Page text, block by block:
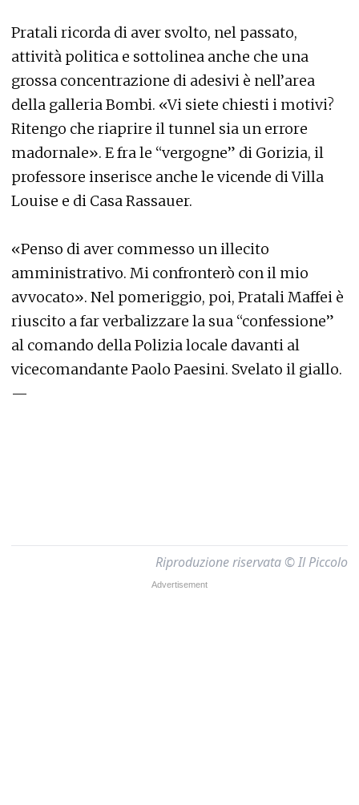
Pratali ricorda di aver svolto, nel passato,
attività politica e sottolinea anche che una
grossa concentrazione di adesivi è nell’area
della galleria Bombi. «Vi siete chiesti i motivi?
Ritengo che riaprire il tunnel sia un errore
madornale». E fra le “vergogne” di Gorizia, il
professore inserisce anche le vicende di Villa
Louise e di Casa Rassauer.
«Penso di aver commesso un illecito
amministrativo. Mi confronterò con il mio
avvocato». Nel pomeriggio, poi, Pratali Maffei è
riuscito a far verbalizzare la sua “confessione”
al comando della Polizia locale davanti al
vicecomandante Paolo Paesini. Svelato il giallo.
—
Riproduzione riservata © Il Piccolo